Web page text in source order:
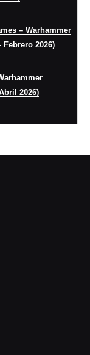
– Warhammer
Febrero 2026)
2026)